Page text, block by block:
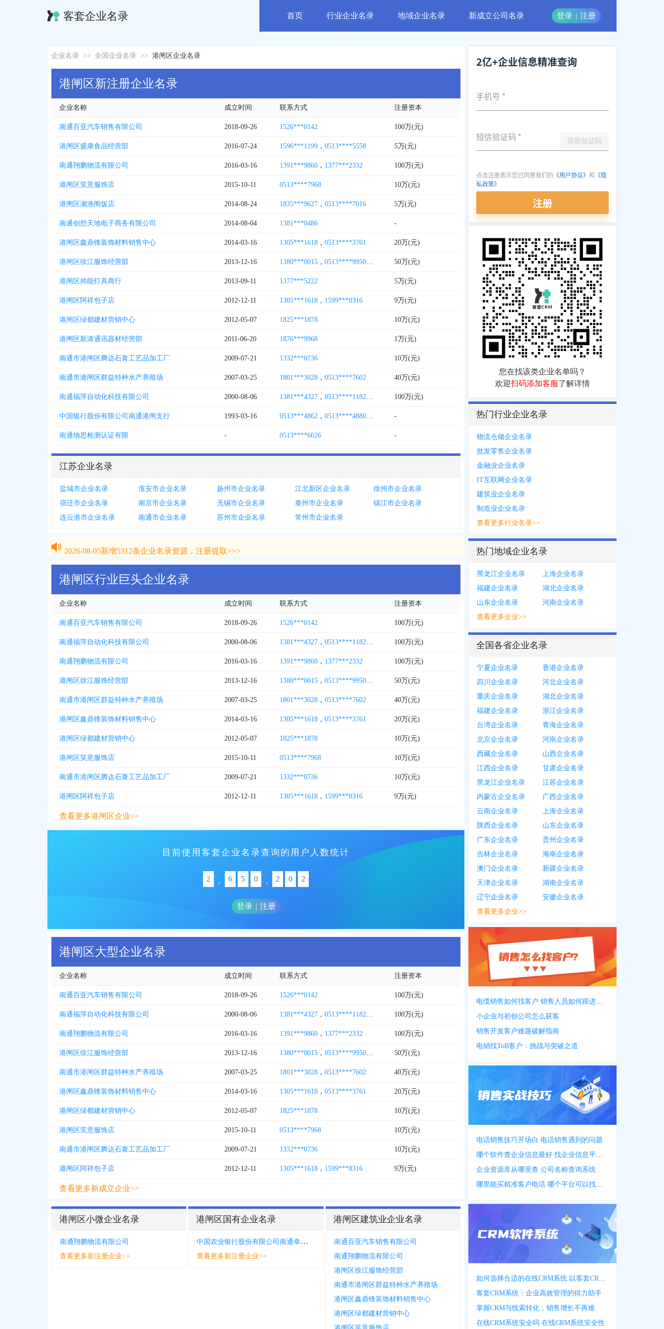
客套企业名录 首页 行业企业名录 地域企业名录 新成立公司名录 登录 | 注册
企业名录 >> 全国企业名录 >> 港闸区企业名录
港闸区新注册企业名录
企业名称 成立时间 联系方式 注册资本
南通百亚汽车销售有限公司 2018-09-26 1526***0142 100万(元)
港闸区盛康食品经营部 2016-07-24 1596***1199 ， 0513****5558 5万(元)
南通翔鹏物流有限公司 2016-03-16 1391***9860 ， 1377***2332 100万(元)
港闸区笑意服饰店 2015-10-11 0513****7968 10万(元)
港闸区湘渔阁饭店 2014-08-24 1835***9627 ， 0513****7016 5万(元)
南通创想天地电子商务有限公司 2014-08-04 1381***0486 -
港闸区鑫鼎锋装饰材料销售中心 2014-03-16 1305***1618 ， 0513****3761 20万(元)
港闸区徐江服饰经营部 2013-12-16 1380***0015 ， 0513****9950， 0513****0305
50万(元)
港闸区帅能灯具商行 2013-09-11 1377***5222 5万(元)
港闸区阿祥包子店 2012-12-11 1305***1618 ， 1599***8316 9万(元)
港闸区绿都建材营销中心 2012-05-07 1825***1878 10万(元)
港闸区新涛通讯器材经营部 2011-06-20 1876***9968 1万(元)
南通市港闸区腾达石膏工艺品加工厂 2009-07-21 1332***0736 10万(元)
南通市港闸区群益特种水产养殖场 2007-03-25 1801***3028 ， 0513****7602 40万(元)
南通福萍自动化科技有限公司 2000-08-06 1381***4327 ， 0513****1182， 0513****8982，1300***1192
100万(元)
中国银行股份有限公司南通港闸支行 1993-03-16 0513***4862 ， 0513****4880， 0513****4852
-
南通纳思检测认证有限 - 0513****6026 -
江苏企业名录
盐城市企业名录 淮安市企业名录 扬州市企业名录 江北新区企业名录
徐州市企业名录
宿迁市企业名录
南京市企业名录 无锡市企业名录 泰州市企业名录
镇江市企业名录
连云港市企业名录
南通市企业名录 苏州市企业名录 常州市企业名录
港闸区行业巨头企业名录
企业名称 成立时间 联系方式 注册资本
南通百亚汽车销售有限公司 2018-09-26 1526***0142 100万(元)
南通福萍自动化科技有限公司 2000-08-06 1381***4327 ， 0513****1182， 0513****8982，1300***1192
100万(元)
南通翔鹏物流有限公司 2016-03-16 1391***9860 ， 1377***2332 100万(元)
港闸区徐江服饰经营部 2013-12-16 1380***0015 ， 0513****9950， 0513****0305
50万(元)
南通市港闸区群益特种水产养殖场 2007-03-25 1801***3028 ， 0513****7602 40万(元)
港闸区鑫鼎锋装饰材料销售中心 2014-03-16 1305***1618 ， 0513****3761 20万(元)
港闸区绿都建材营销中心 2012-05-07 1825***1878 10万(元)
港闸区笑意服饰店 2015-10-11 0513****7968 10万(元)
南通市港闸区腾达石膏工艺品加工厂 2009-07-21 1332***0736 10万(元)
港闸区阿祥包子店 2012-12-11 1305***1618 ， 1599***8316 9万(元)
查看更多港闸区企业>>
目前使用客套企业名录查询的用户人数统计
2 , 6 5 0 , 2 0 2
登录 | 注册
港闸区大型企业名录
企业名称 成立时间 联系方式 注册资本
南通百亚汽车销售有限公司 2018-09-26 1526***0142 100万(元)
南通福萍自动化科技有限公司 2000-08-06 1381***4327 ， 0513****1182， 0513****8982，1300***1192
100万(元)
南通翔鹏物流有限公司 2016-03-16 1391***9860 ， 1377***2332 100万(元)
港闸区徐江服饰经营部 2013-12-16 1380***0015 ， 0513****9950， 0513****0305
50万(元)
南通市港闸区群益特种水产养殖场 2007-03-25 1801***3028 ， 0513****7602 40万(元)
港闸区鑫鼎锋装饰材料销售中心 2014-03-16 1305***1618 ， 0513****3761 20万(元)
港闸区绿都建材营销中心 2012-05-07 1825***1878 10万(元)
港闸区笑意服饰店 2015-10-11 0513****7968 10万(元)
南通市港闸区腾达石膏工艺品加工厂 2009-07-21 1332***0736 10万(元)
港闸区阿祥包子店 2012-12-11 1305***1618 ， 1599***8316 9万(元)
查看更多新成立企业>>
港闸区小微企业名录
南通翔鹏物流有限公司
查看更多新注册企业>>
港闸区国有企业名录
中国农业银行股份有限公司南通幸福支行
查看更多新注册企业>>
港闸区建筑业企业名录
南通百亚汽车销售有限公司
南通翔鹏物流有限公司
港闸区徐江服饰经营部
南通市港闸区群益特种水产养殖场
港闸区鑫鼎锋装饰材料销售中心
港闸区绿都建材营销中心
2亿+企业信息精准查询
手机号 *
短信验证码 * 获取验证码
点击注册表示您已同意我们的 《用户协议》 和 《隐
私政策》
注册
您在找该类企业名单吗？
欢迎扫码添加客服了解详情
热门行业企业名录
物流仓储企业名录
批发零售企业名录
金融业企业名录
IT互联网企业名录
建筑业企业名录
制造业企业名录
查看更多行业名录>>
热门地域企业名录
黑龙江企业名录
上海企业名录
福建企业名录
湖北企业名录
山东企业名录
河南企业名录
查看更多企业>>
全国各省企业名录
宁夏企业名录
香港企业名录
四川企业名录
河北企业名录
重庆企业名录
湖北企业名录
福建企业名录
浙江企业名录
台湾企业名录
青海企业名录
北京企业名录
河南企业名录
西藏企业名录
山西企业名录
江西企业名录
甘肃企业名录
黑龙江企业名录
江苏企业名录
内蒙古企业名录
广西企业名录
云南企业名录
上海企业名录
陕西企业名录
山东企业名录
广东企业名录
贵州企业名录
吉林企业名录
海南企业名录
澳门企业名录
新疆企业名录
天津企业名录
湖南企业名录
辽宁企业名录
安徽企业名录
查看更多企业>>
电缆销售如何找客户 销售人员如何跟进客户
小企业与初创公司怎么获客
销售开发客户难题破解指南
电销找ToB客户：挑战与突破之道
电话销售技巧开场白 电话销售遇到的问题
哪个软件查企业信息最好 找企业信息平台 app
企业资源库从哪里查 公司名称查询系统
哪里能买精准客户电话 哪个平台可以找客户资源
如何选择合适的在线CRM系统:以客套CRM系统为例
客套CRM系统：企业高效管理的得力助手
掌握CRM与线索转化，销售增长不再难
在线CRM系统安全吗 在线CRM系统安全性